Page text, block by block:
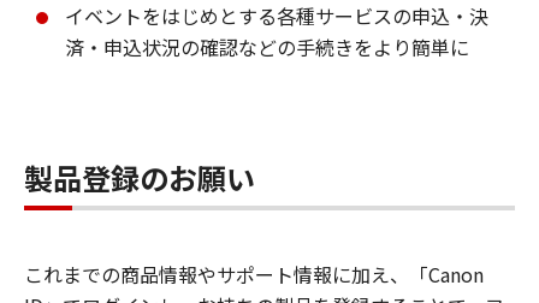
イベントをはじめとする各種サービスの申込・決
済・申込状況の確認などの手続きをより簡単に
製品登録のお願い
これまでの商品情報やサポート情報に加え、「Canon